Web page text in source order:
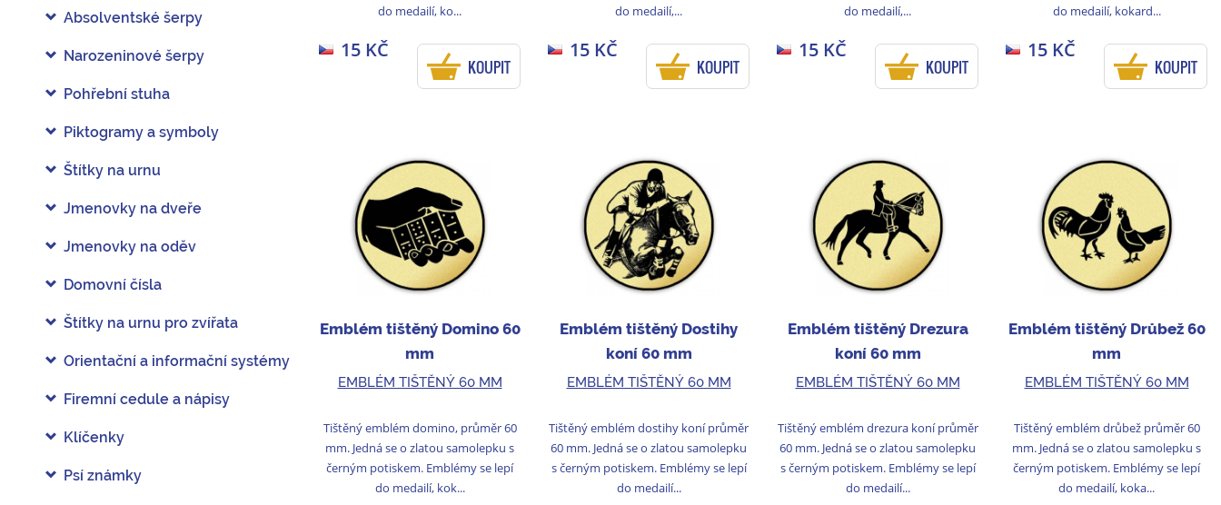
Absolventské šerpy
Narozeninové šerpy
Pohřební stuha
Piktogramy a symboly
Štítky na urnu
Jmenovky na dveře
Jmenovky na oděv
Domovní čísla
Štítky na urnu pro zvířata
Orientační a informační systémy
Firemní cedule a nápisy
Klíčenky
Psí známky
do medailí, ko...
15 KČ
KOUPIT
do medailí,...
15 KČ
KOUPIT
do medailí,...
15 KČ
KOUPIT
do medailí, kokard...
15 KČ
KOUPIT
Emblém tištěný Domino 60
mm
EMBLÉM TIŠTĚNÝ 60 MM
Tištěný emblém domino, průměr 60
mm. Jedná se o zlatou samolepku s
černým potiskem. Emblémy se lepí
do medailí, kok...
Emblém tištěný Dostihy
koní 60 mm
EMBLÉM TIŠTĚNÝ 60 MM
Tištěný emblém dostihy koní průměr
60 mm. Jedná se o zlatou samolepku
s černým potiskem. Emblémy se lepí
do medailí...
Emblém tištěný Drezura
koní 60 mm
EMBLÉM TIŠTĚNÝ 60 MM
Tištěný emblém drezura koní průměr
60 mm. Jedná se o zlatou samolepku
s černým potiskem. Emblémy se lepí
do medailí...
Emblém tištěný Drůbež 60
mm
EMBLÉM TIŠTĚNÝ 60 MM
Tištěný emblém drůbež průměr 60
mm. Jedná se o zlatou samolepku s
černým potiskem. Emblémy se lepí
do medailí, koka...